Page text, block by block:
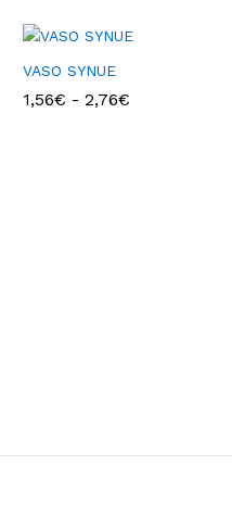
VASO SYNUE
1,56€ - 2,76€